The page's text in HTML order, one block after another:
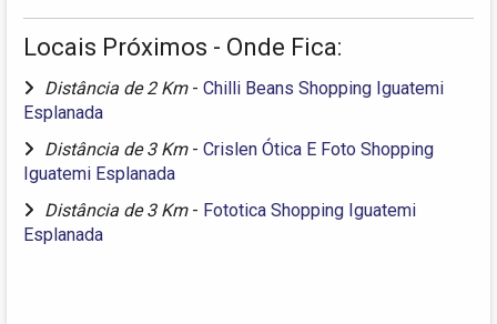
Locais Próximos - Onde Fica:
Distância de 2 Km - Chilli Beans Shopping Iguatemi
Esplanada
Distância de 3 Km - Crislen Ótica E Foto Shopping
Iguatemi Esplanada
Distância de 3 Km - Fototica Shopping Iguatemi
Esplanada